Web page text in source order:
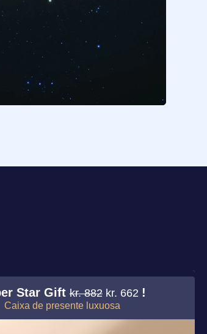
Star Giftkr. 882 kr. 662 !
Caixa de presente luxuosa